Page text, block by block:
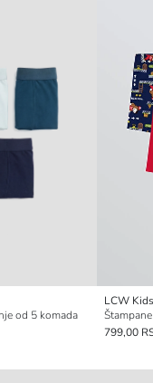
od 5 komada
LCW Kids
799,00